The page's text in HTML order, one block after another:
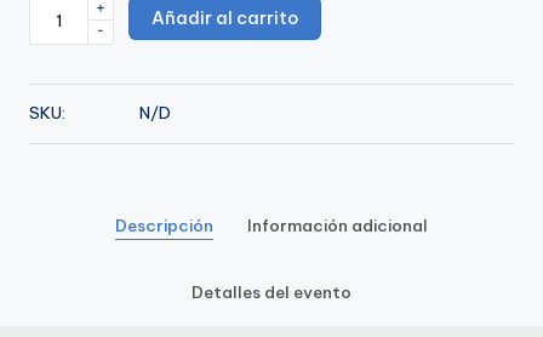
$15.000.$10.000.
Noviembre
cantidad
-
+
Añadir al carrito
SKU: N/D
Descripción Información adicional
Detalles del evento